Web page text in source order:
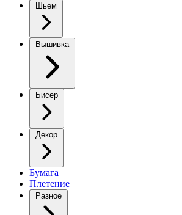
Шьем
Вышивка
Бисер
Декор
Бумага
Плетение
Разное